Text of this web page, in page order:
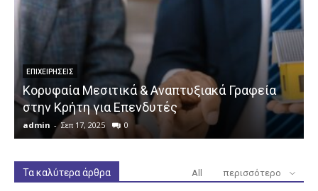
ΕΠΙΧΕΙΡΉΣΕΙΣ
Κορυφαία Μεσιτικά & Αναπτυξιακά Γραφεία
στην Κρήτη για Επενδυτές
admin - Σεπ 17, 2025 0
Τα καλύτερα άρθρα All περισσότερο